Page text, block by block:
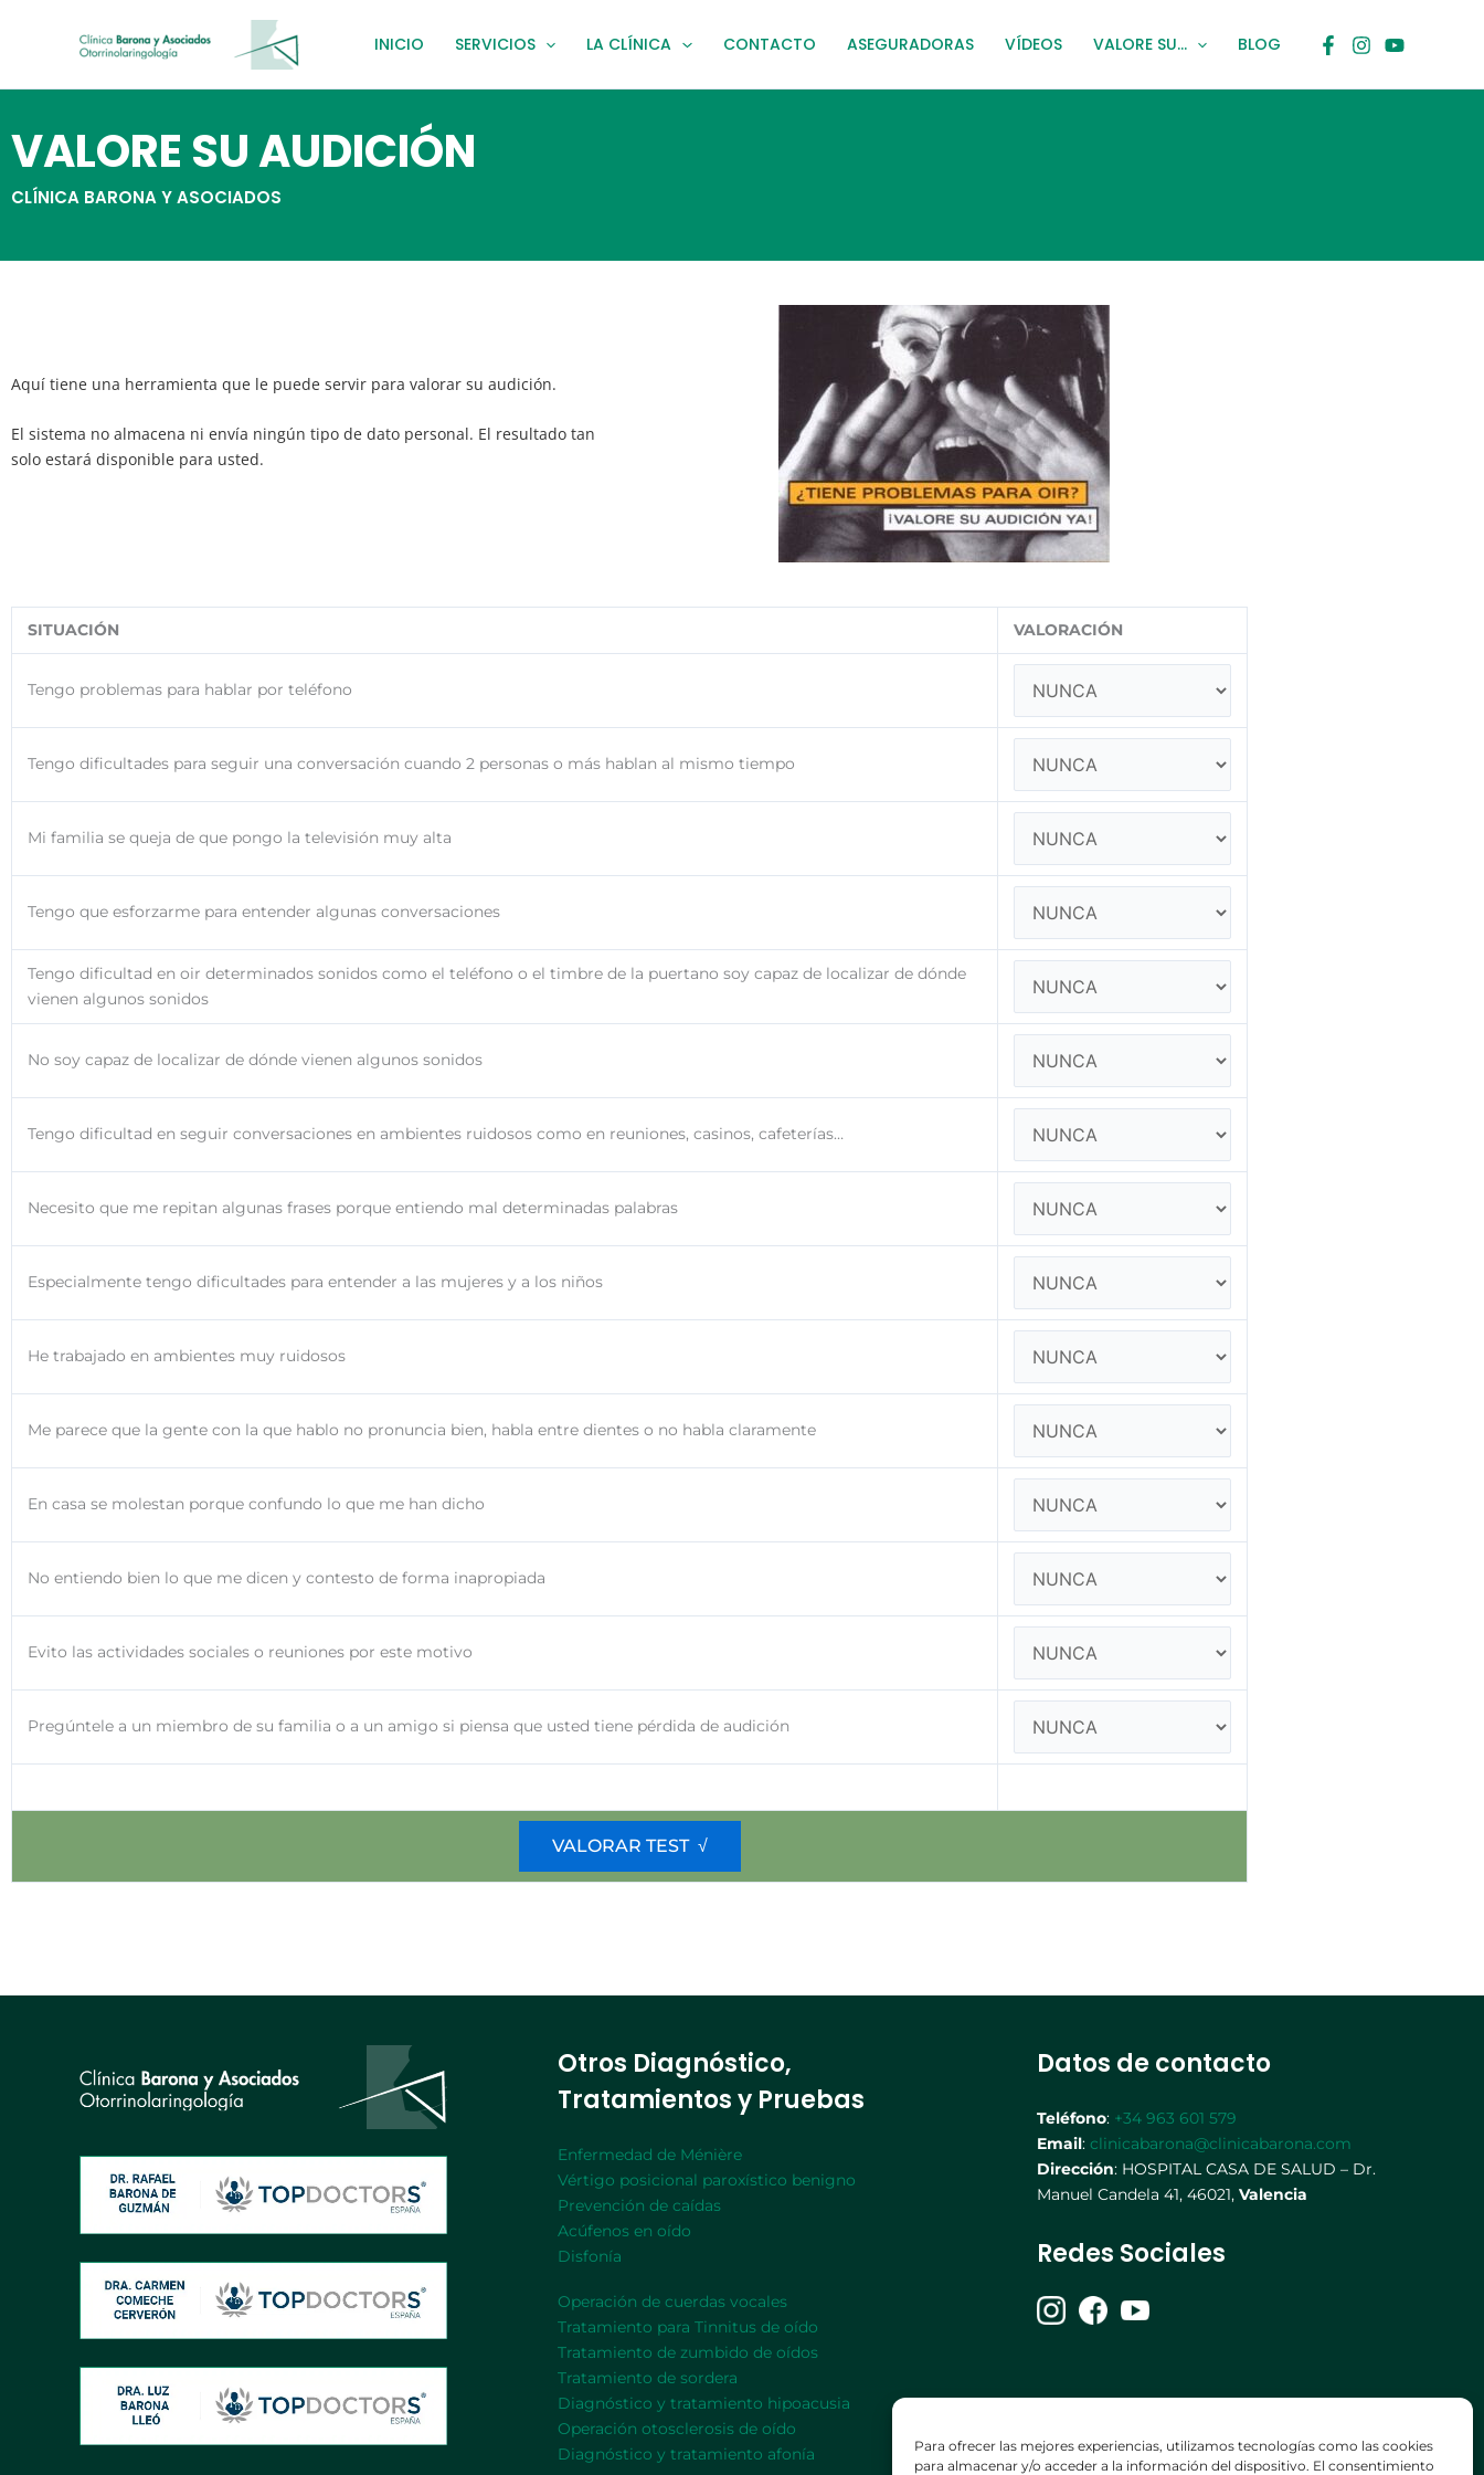
Para ofrecer las mejores experiencias, utilizamos tecnologías como las cookies
para almacenar y/o acceder a la información del dispositivo. El consentimiento
INICIO SERVICIOS LA CLÍNICA CONTACTO ASEGURADORAS VÍDEOS VALORE SU… BLOG
VALORE SU AUDICIÓN
CLÍNICA BARONA Y ASOCIADOS
Aquí tiene una herramienta que le puede servir para valorar su audición.
El sistema no almacena ni envía ningún tipo de dato personal. El resultado tan
solo estará disponible para usted.
SITUACIÓN VALORACIÓN
Tengo problemas para hablar por teléfono
Tengo dificultades para seguir una conversación cuando 2 personas o más hablan al mismo tiempo
Mi familia se queja de que pongo la televisión muy alta
Tengo que esforzarme para entender algunas conversaciones
Tengo dificultad en oir determinados sonidos como el teléfono o el timbre de la puertano soy capaz de localizar de dónde
vienen algunos sonidos
No soy capaz de localizar de dónde vienen algunos sonidos
Tengo dificultad en seguir conversaciones en ambientes ruidosos como en reuniones, casinos, cafeterías…
Necesito que me repitan algunas frases porque entiendo mal determinadas palabras
Especialmente tengo dificultades para entender a las mujeres y a los niños
He trabajado en ambientes muy ruidosos
Me parece que la gente con la que hablo no pronuncia bien, habla entre dientes o no habla claramente
En casa se molestan porque confundo lo que me han dicho
No entiendo bien lo que me dicen y contesto de forma inapropiada
Evito las actividades sociales o reuniones por este motivo
Pregúntele a un miembro de su familia o a un amigo si piensa que usted tiene pérdida de audición
Otros Diagnóstico,
Tratamientos y Pruebas
Enfermedad de Ménière
Vértigo posicional paroxístico benigno
Prevención de caídas
Acúfenos en oído
Disfonía
Operación de cuerdas vocales
Tratamiento para Tinnitus de oído
Tratamiento de zumbido de oídos
Tratamiento de sordera
Diagnóstico y tratamiento hipoacusia
Operación otosclerosis de oído
Diagnóstico y tratamiento afonía
Datos de contacto
Teléfono: +34 963 601 579
Email: clinicabarona@clinicabarona.com
Dirección: HOSPITAL CASA DE SALUD – Dr.
Manuel Candela 41, 46021, Valencia
Redes Sociales